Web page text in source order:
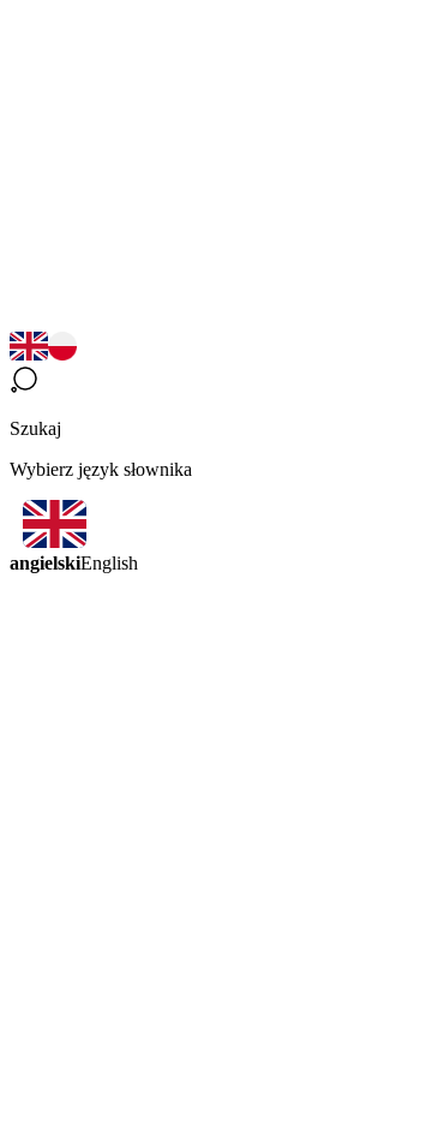
Szukaj
Wybierz język słownika
angielskiEnglish